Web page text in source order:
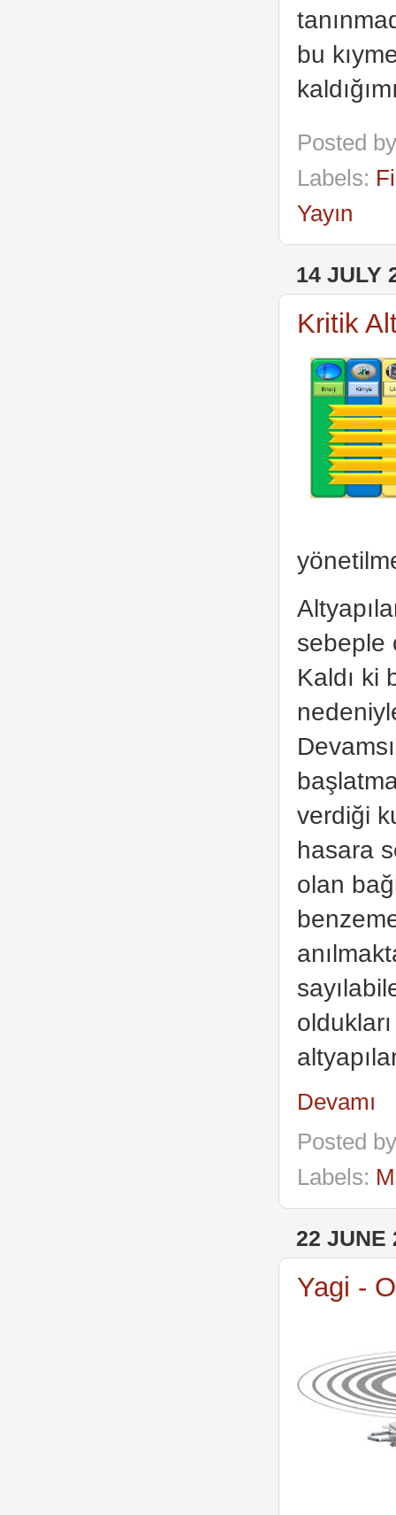
bu
Posted
Labels:
Yayın
14 JULY
Kritik
sebeple
Kaldı ki
verdiği
hasara
olan
Devamı
Posted
Labels:
22 JUNE
Yagi -